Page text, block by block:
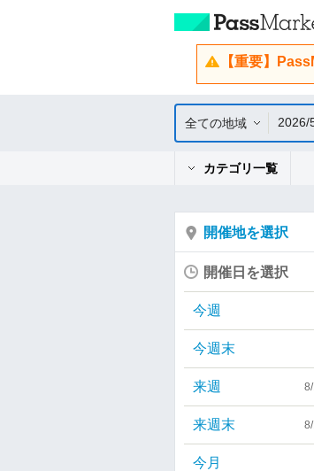
【重要】
全ての地域 2026/
カテゴリ一覧
開催地を選択
開催日を選択
今週
今週末
来週
来週末
今月